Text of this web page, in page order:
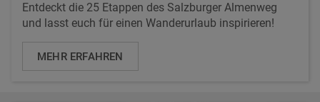
Entdeckt die 25 Etappen des Salzburger Almenweg
und lasst euch für einen Wanderurlaub inspirieren!
MEHR ERFAHREN